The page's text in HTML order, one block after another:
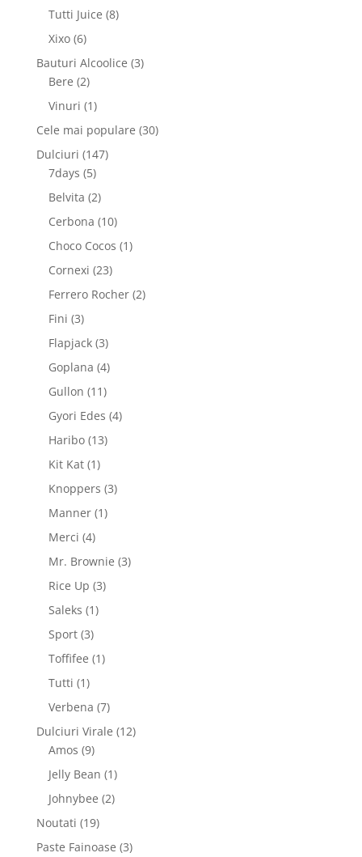
produse
Tutti Juice 88
Xixo 66
produse
Bauturi Alcoolice 33
Bere 22
produse
Vinuri 11
produs
Cele mai populare 3030
Dulciuri 147147
7days 55
produse
Belvita 22
produse
Cerbona 1010
produse
Choco Cocos 11
Cornexi 2323
de
Ferrero Rocher 22
Fini 33
produse
Flapjack 33
produse
Goplana 44
Gullon 1111
produse
Gyori Edes 44
Haribo 1313
Kit Kat 11
produs
Knoppers 33
Manner 11
Merci 44
produse
Mr. Brownie 33
Rice Up 33
Saleks 11
Sport 33
produse
Toffifee 11
Tutti 11
produs
Verbena 77
produse
Dulciuri Virale 1212
Amos 99
produse
Jelly Bean 11
produs
Johnybee 22
Noutati 1919
produse
Paste Fainoase 33